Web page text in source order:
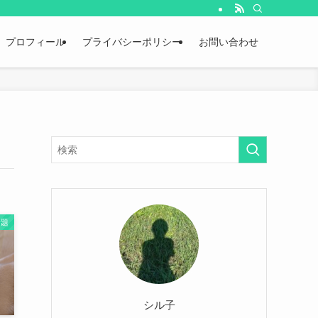
プロフィール プライバシーポリシー お問い合わせ
シル子